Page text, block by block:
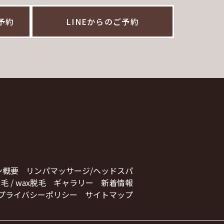
約 LINEからのご予約
概要
リンパマッサージ/ヘッドスパ
/ wax脱毛
ギャラリー
新着情報
ライバシーポリシー
サイトマップ